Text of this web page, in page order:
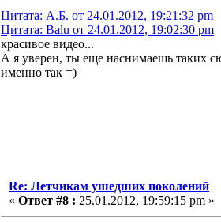
Цитата: А.Б. от 24.01.2012, 19:21:32 pm
Цитата: Balu от 24.01.2012, 19:02:30 pm
красивое видео...
А я уверен, ты еще наснимаешь таких
именно так =)
Re: Летчикам ушедших поколений
« Ответ #8 : 25.01.2012, 19:59:15 pm »